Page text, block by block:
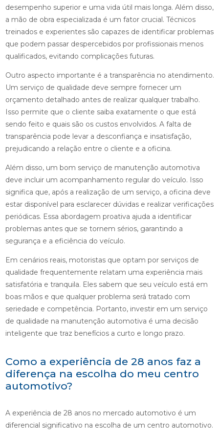
desempenho superior e uma vida útil mais longa. Além disso,
a mão de obra especializada é um fator crucial. Técnicos
treinados e experientes são capazes de identificar problemas
que podem passar despercebidos por profissionais menos
qualificados, evitando complicações futuras.
Outro aspecto importante é a transparência no atendimento.
Um serviço de qualidade deve sempre fornecer um
orçamento detalhado antes de realizar qualquer trabalho.
Isso permite que o cliente saiba exatamente o que está
sendo feito e quais são os custos envolvidos. A falta de
transparência pode levar a desconfiança e insatisfação,
prejudicando a relação entre o cliente e a oficina.
Além disso, um bom serviço de manutenção automotiva
deve incluir um acompanhamento regular do veículo. Isso
significa que, após a realização de um serviço, a oficina deve
estar disponível para esclarecer dúvidas e realizar verificações
periódicas. Essa abordagem proativa ajuda a identificar
problemas antes que se tornem sérios, garantindo a
segurança e a eficiência do veículo.
Em cenários reais, motoristas que optam por serviços de
qualidade frequentemente relatam uma experiência mais
satisfatória e tranquila. Eles sabem que seu veículo está em
boas mãos e que qualquer problema será tratado com
seriedade e competência. Portanto, investir em um serviço
de qualidade na manutenção automotiva é uma decisão
inteligente que traz benefícios a curto e longo prazo.
Como a experiência de 28 anos faz a
diferença na escolha do meu centro
automotivo?
A experiência de 28 anos no mercado automotivo é um
diferencial significativo na escolha de um centro automotivo.